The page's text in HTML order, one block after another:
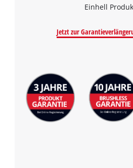
Einhell
Jetzt zur